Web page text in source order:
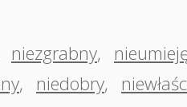
niezgrabny,
, niedobry,